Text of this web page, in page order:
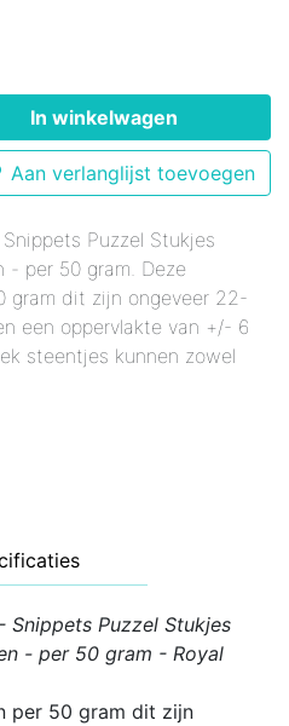
In winkelwagen
Aan verlanglijst toevoegen
Puzzel Stukjes
- per 50 gram. Deze
gram dit zijn ongeveer 22-
een oppervlakte van +/- 6
steentjes kunnen zowel
Snippets Puzzel Stukjes
- per 50 gram - Royal
per 50 gram dit zijn